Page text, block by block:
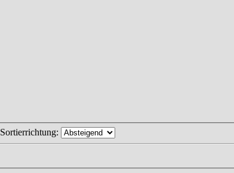
Sortierrichtung: